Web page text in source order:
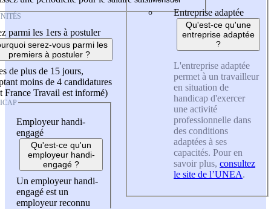
parmi les 1ers à postuler
serez-vous parmi les
premiers à postuler ?
de plus de 15 jours,
moins de 4 candidatures
France Travail est informé)
Employeur handi-
engagé
Qu'est-ce qu'un
employeur handi-
engagé ?
Un employeur handi-
engagé est un
employeur reconnu
Entreprise adaptée
Qu'est-ce qu'une
entreprise adaptée
?
L'entreprise adaptée
permet à un travailleur
en situation de
handicap d'exercer
une activité
professionnelle dans
des conditions
adaptées à ses
capacités. Pour en
savoir plus, consultez
le site de l’UNEA.